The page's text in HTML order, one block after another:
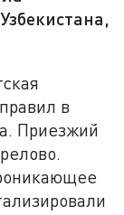
в
Приезжий